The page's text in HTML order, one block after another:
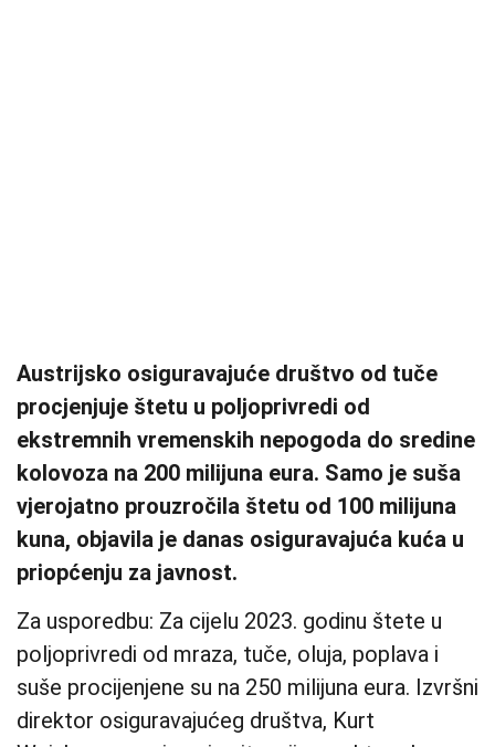
Austrijsko osiguravajuće društvo od tuče
procjenjuje štetu u poljoprivredi od
ekstremnih vremenskih nepogoda do sredine
kolovoza na 200 milijuna eura. Samo je suša
vjerojatno prouzročila štetu od 100 milijuna
kuna, objavila je danas osiguravajuća kuća u
priopćenju za javnost.
Za usporedbu: Za cijelu 2023. godinu štete u
poljoprivredi od mraza, tuče, oluja, poplava i
suše procijenjene su na 250 milijuna eura. Izvršni
direktor osiguravajućeg društva, Kurt